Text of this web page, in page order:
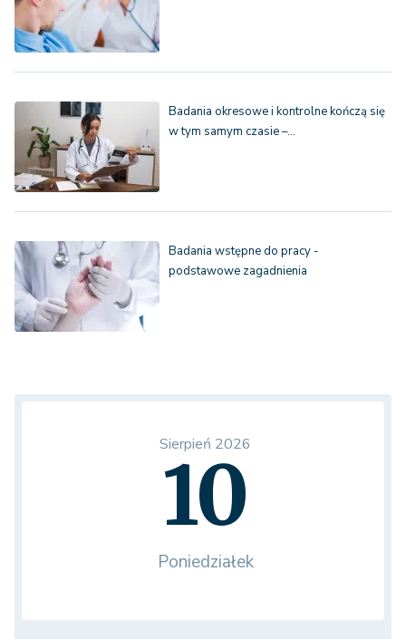
Badania okresowe i kontrolne kończą się
w tym samym czasie –…
Badania wstępne do pracy -
podstawowe zagadnienia
Sierpień 2026
10
Poniedziałek